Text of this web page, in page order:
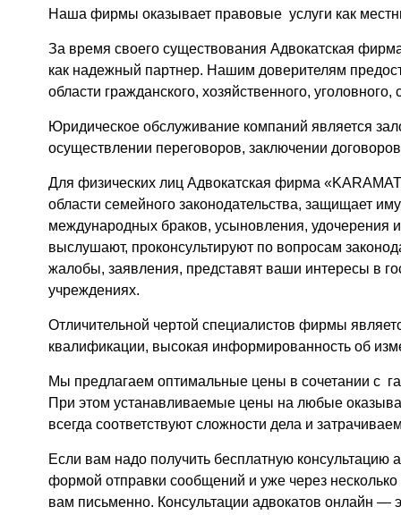
Наша фирмы оказывает правовые услуги как
За время своего существования Адвокатская
как надежный партнер. Нашим доверителям
области гражданского, хозяйственного,
Юридическое обслуживание компаний является
осуществлении переговоров, заключении
Для физических лиц Адвокатская фирма
области семейного законодательства, защищает
международных браков, усыновления,
выслушают, проконсультируют по вопросам
жалобы, заявления, представят ваши интересы в
учреждениях.
Отличительной чертой специалистов фирмы
квалификации, высокая информированность об
Мы предлагаем оптимальные цены в сочетании с
При этом устанавливаемые цены на любые
всегда соответствуют сложности дела и
Если вам надо получить бесплатную консультацию
формой отправки сообщений и уже через
вам письменно. Консультации адвокатов онлайн —